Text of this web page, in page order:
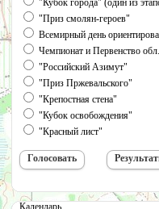
"Кубок города" (один из
"Приз смолян-героев"
Всемирный день
Чемпионат и Первенство
"Российский Азимут"
"Приз Пржевальского"
"Крепостная стена"
"Кубок освобождения"
"Красный лист"
Календарь